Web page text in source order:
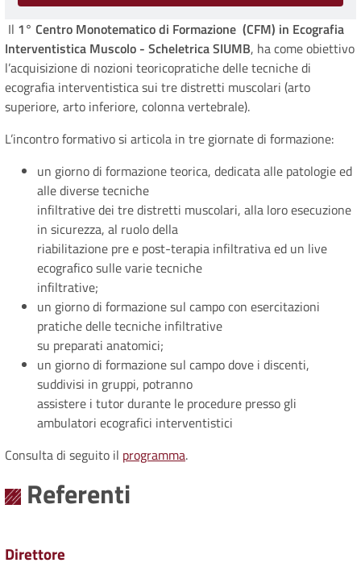
Il 1° Centro Monotematico di Formazione (CFM) in Ecografia
Interventistica Muscolo - Scheletrica SIUMB, ha come obiettivo
l’acquisizione di nozioni teoricopratiche delle tecniche di
ecografia interventistica sui tre distretti muscolari (arto
superiore, arto inferiore, colonna vertebrale).
L’incontro formativo si articola in tre giornate di formazione:
un giorno di formazione teorica, dedicata alle patologie ed
alle diverse tecniche
infiltrative dei tre distretti muscolari, alla loro esecuzione
in sicurezza, al ruolo della
riabilitazione pre e post-terapia infiltrativa ed un live
ecografico sulle varie tecniche
infiltrative;
un giorno di formazione sul campo con esercitazioni
pratiche delle tecniche infiltrative
su preparati anatomici;
un giorno di formazione sul campo dove i discenti,
suddivisi in gruppi, potranno
assistere i tutor durante le procedure presso gli
ambulatori ecografici interventistici
Consulta di seguito il programma.
Referenti
Direttore